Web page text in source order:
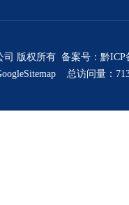
版权所有 备案号： 黔ICP
总访问量：